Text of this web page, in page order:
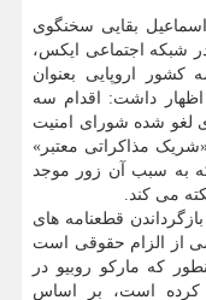
بقایی سخنگوی
شبکه اجتماعی ایکس،
کشور اروپایی بعنوان
داشت: اقدام سه
لغو شده شورای امنیت
مذاکراتی معتبر»
به سبب آن زور موجد
می کند.
قطعنامه های
از الزام حقوقی است
که مارکو روبیو در
۲۸ اوت اعتراف کرده است، بر اساس